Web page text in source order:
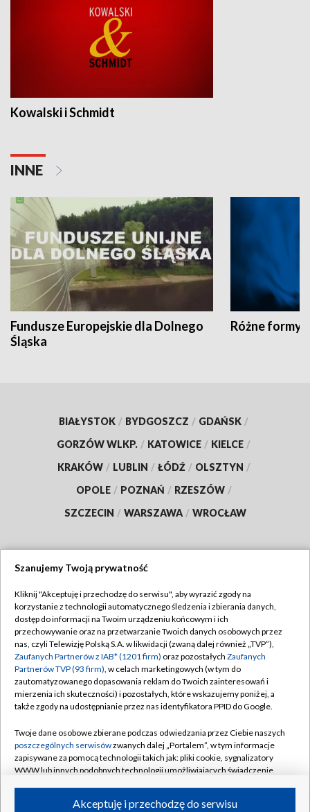
Kowalski i Schmidt
INNE
Fundusze Europejskie dla Dolnego
Śląska
Różne formy
BIAŁYSTOK / BYDGOSZCZ / GDAŃSK /
GORZÓW WLKP. / KATOWICE / KIELCE /
KRAKÓW / LUBLIN / ŁÓDŹ / OLSZTYN /
OPOLE / POZNAŃ / RZESZÓW /
SZCZECIN / WARSZAWA / WROCŁAW
TVP
Abonament TVP
Emisja w TVP
Centrum informacji TVP
Naziemna Telewizja Cyfrowa
Rada Programowa
System NOS
Informacje o nadawcy
Regulamin TVP
Polityka prywatności
Moje zgody
Pomoc
Kontakt
Kanały
Szanujemy Twoją prywatność
Kliknij "Akceptuję i przechodzę do serwisu", aby wyrazić zgody na
korzystanie z technologii automatycznego śledzenia i zbierania danych,
dostęp do informacji na Twoim urządzeniu końcowym i ich
przechowywanie oraz na przetwarzanie Twoich danych osobowych przez
nas, czyli Telewizję Polską S.A. w likwidacji (zwaną dalej również „TVP”),
Zaufanych Partnerów z IAB* (1201 firm) oraz pozostałych Zaufanych
Partnerów TVP (93 firm), w celach marketingowych (w tym do
zautomatyzowanego dopasowania reklam do Twoich zainteresowań i
mierzenia ich skuteczności) i pozostałych, które wskazujemy poniżej, a
także zgody na udostępnianie przez nas identyfikatora PPID do Google.
Twoje dane osobowe zbierane podczas odwiedzania przez Ciebie naszych
poszczególnych serwisówzwanych dalej „Portalem”, w tym informacje
zapisywane za pomocą technologii takich jak: pliki cookie, sygnalizatory
WWW lub innych podobnych technologii umożliwiających świadczenie
ruchu w Internecie.Akceptuję i przechodzę do serwisu